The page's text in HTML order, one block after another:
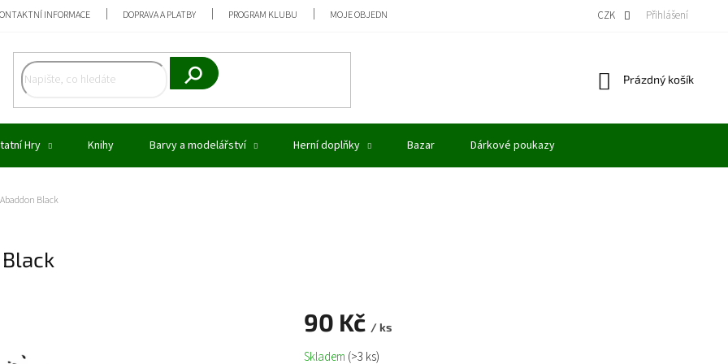
INFORMACE DOPRAVA A PLATBY PROGRAM KLUBU MOJE OBJEDNÁVKA VÝKUP MODELŮ
CZK Přihlášení
Hledat
Nákupní
Prázdný košík
Hry Knihy Barvy a modelářství Herní doplňky Bazar Dárkové poukazy
Black
90 Kč / ks
Měrná
Skladem (>3 ks)